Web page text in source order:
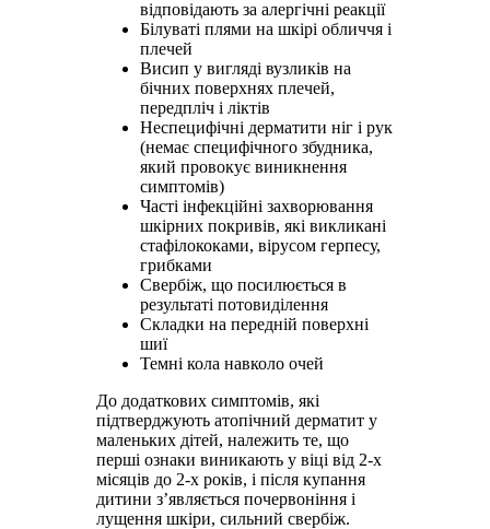
відповідають за алергічні реакції
Білуваті плями на шкірі обличчя і
плечей
Висип у вигляді вузликів на
бічних поверхнях плечей,
передпліч і ліктів
Неспецифічні дерматити ніг і рук
(немає специфічного збудника,
який провокує виникнення
симптомів)
Часті інфекційні захворювання
шкірних покривів, які викликані
стафілококами, вірусом герпесу,
грибками
Свербіж, що посилюється в
результаті потовиділення
Складки на передній поверхні
шиї
Темні кола навколо очей
До додаткових симптомів, які
підтверджують атопічний дерматит у
маленьких дітей, належить те, що
перші ознаки виникають у віці від 2-х
місяців до 2-х років, і після купання
дитини з’являється почервоніння і
лущення шкіри, сильний свербіж.